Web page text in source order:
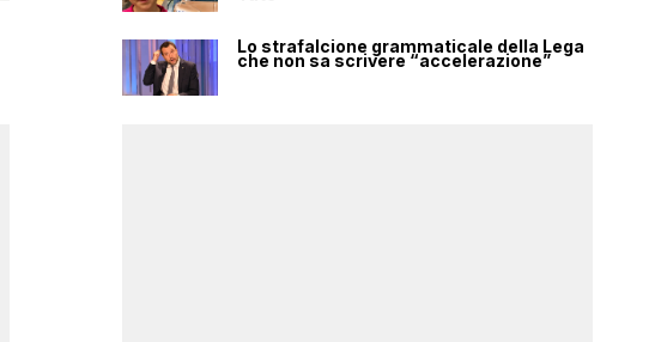
Lo strafalcione grammaticale della Lega
che non sa scrivere “accelerazione”